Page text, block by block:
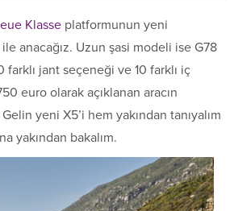
Klasse platformunun yeni
anacağız. Uzun şasi modeli ise G78
jant seçeneği ve 10 farklı iç
euro olarak açıklanan aracın
yeni X5’i hem yakından tanıyalım
yakından bakalım.